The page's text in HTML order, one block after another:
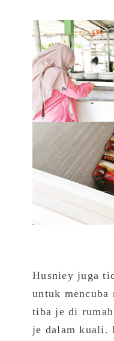
Husniey juga
untuk mencuba
tiba je di
je dalam kuali.